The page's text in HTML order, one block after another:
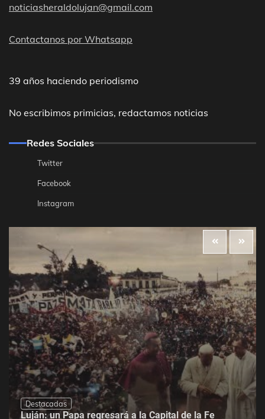
noticiasheraldolujan@gmail.com
Contactanos por Whatsapp
39 años haciendo periodismo
No escribimos primicias, redactamos noticias
Redes Sociales
Twitter
Facebook
Instagram
Destacadas
Luján: un Papa regresará a la Capital de la Fe